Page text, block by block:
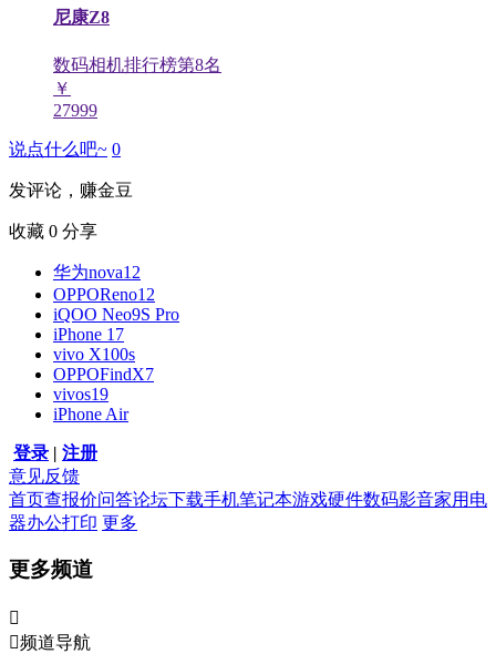
尼康Z8
数码相机排行榜第8名
￥
27999
说点什么吧~ 0
发评论，赚金豆
收藏 0 分享
华为nova12
OPPOReno12
iQOO Neo9S Pro
iPhone 17
vivo X100s
OPPOFindX7
vivos19
iPhone Air
登录 | 注册
意见反馈
首页查报价问答论坛下载手机笔记本游戏硬件数码影音家用电
器办公打印 更多
更多频道

频道导航